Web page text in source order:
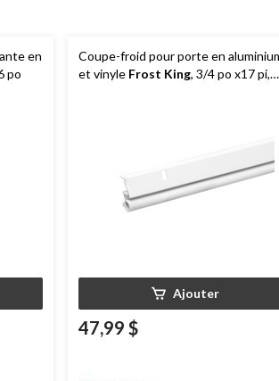
en
po
Coupe-froid pour porte en
et vinyle Frost King, 3/4 po x17 pi,
Ajouter
47,99 $